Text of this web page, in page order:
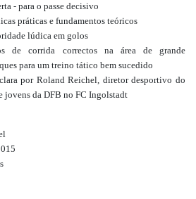
- para o passe decisivo
práticas e fundamentos teóricos
lúdica em golos
de corrida correctos na área de grande
para um treino tático bem sucedido
por Roland Reichel, diretor desportivo do
jovens da DFB no FC Ingolstadt